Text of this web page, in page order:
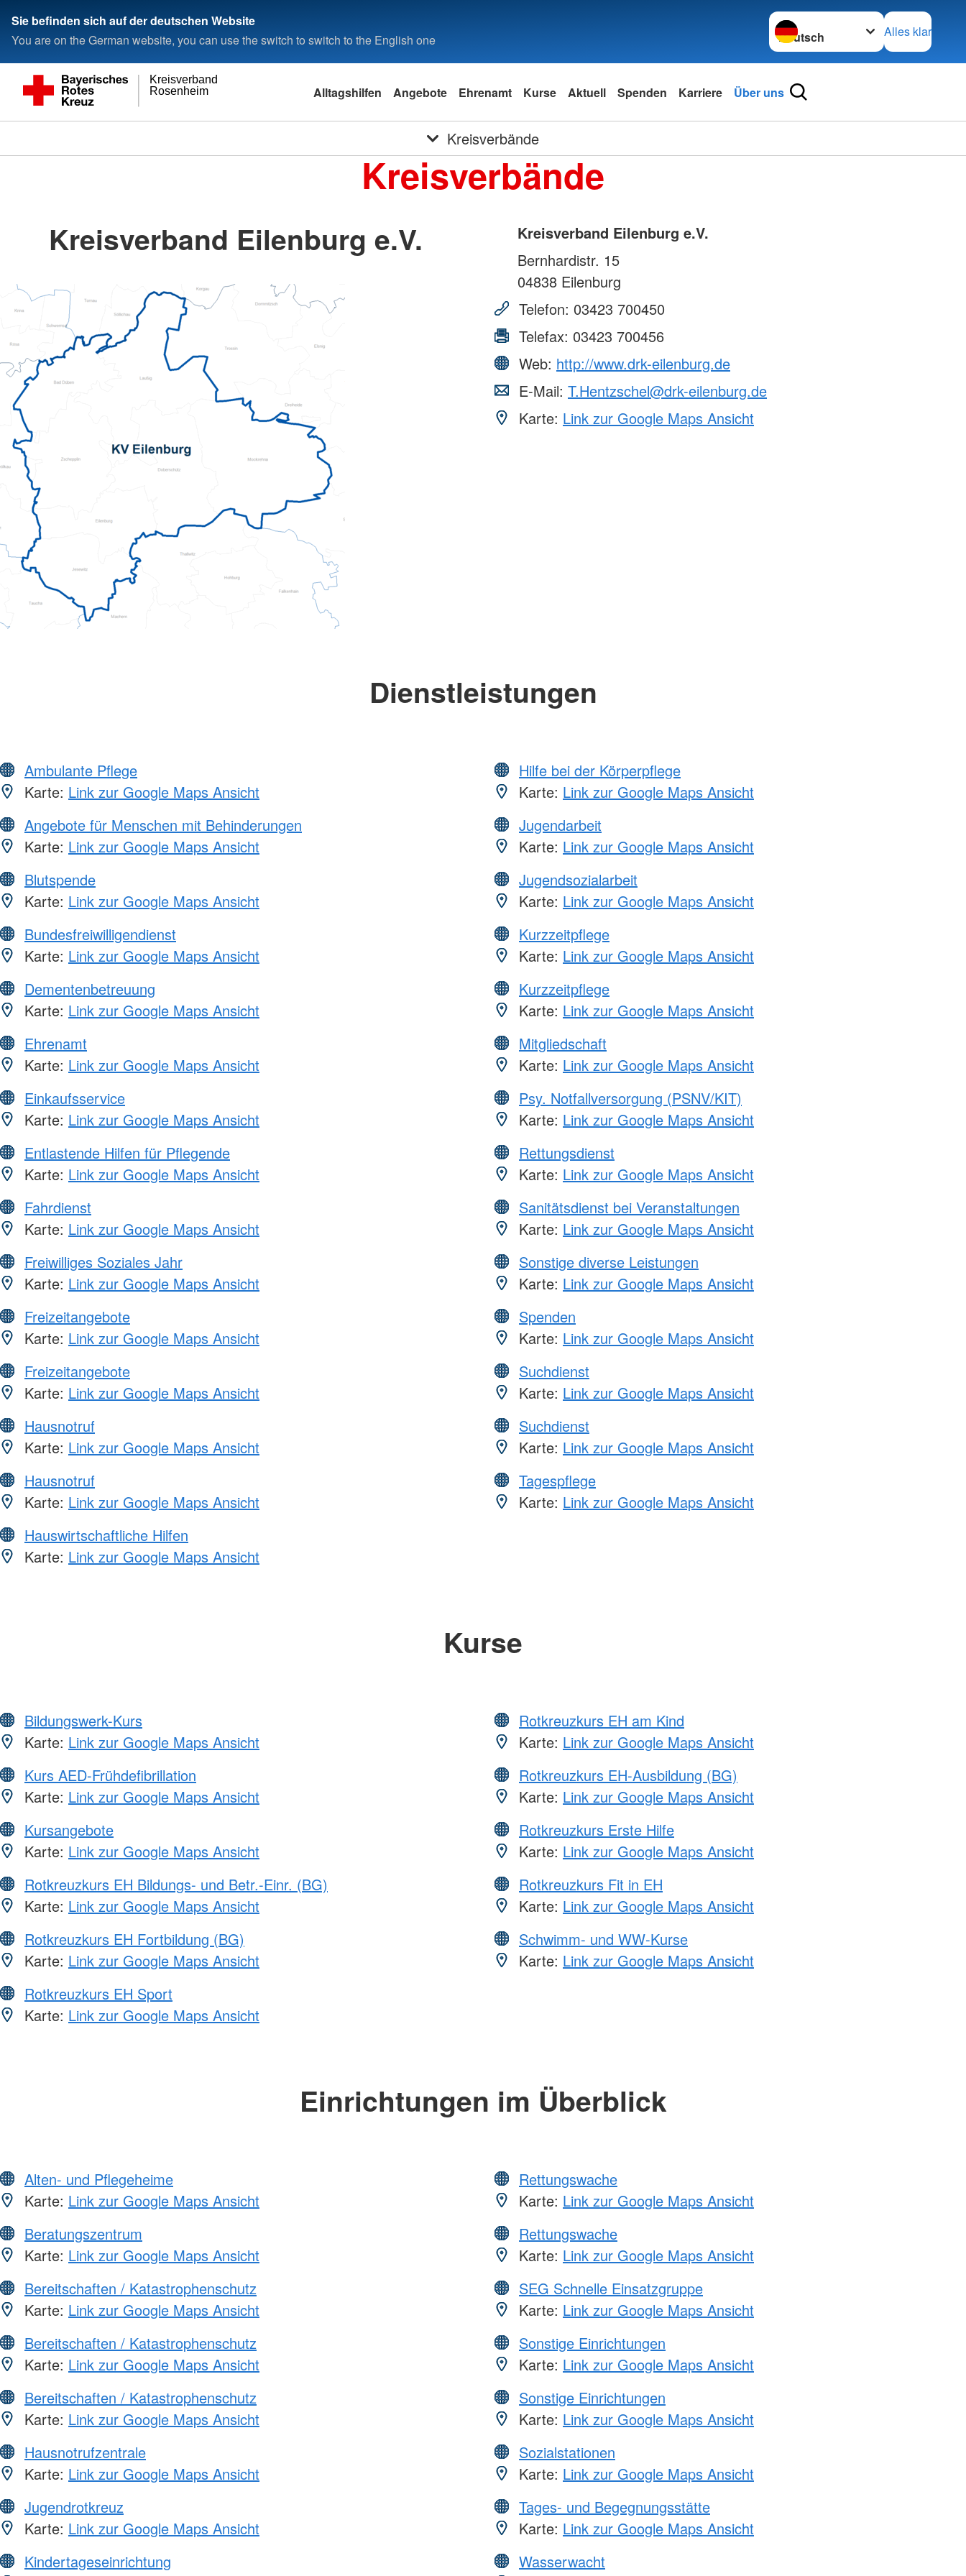
Sie befinden sich auf der deutschen Website
You are on the German website, you can use the switch to switch to the English one
Sprache wechseln zu
Alles klar
Rosenheim
Kreisverband
Alltagshilfen Angebote Ehrenamt Kurse Aktuell Spenden Karriere Über uns
Kreisverbände
Kreisverbände
Kreisverband Eilenburg e.V.
Kreisverband Eilenburg e.V.
Bernhardistr. 15
04838 Eilenburg
Telefon: 03423 700450
Telefax: 03423 700456
Web: http://www.drk-eilenburg.de
E-Mail: T.Hentzschel@drk-eilenburg.de
Karte: Link zur Google Maps Ansicht
Dienstleistungen
Ambulante Pflege
Karte: Link zur Google Maps Ansicht
Angebote für Menschen mit Behinderungen
Karte: Link zur Google Maps Ansicht
Blutspende
Karte: Link zur Google Maps Ansicht
Bundesfreiwilligendienst
Karte: Link zur Google Maps Ansicht
Dementenbetreuung
Karte: Link zur Google Maps Ansicht
Ehrenamt
Karte: Link zur Google Maps Ansicht
Einkaufsservice
Karte: Link zur Google Maps Ansicht
Entlastende Hilfen für Pflegende
Karte: Link zur Google Maps Ansicht
Fahrdienst
Karte: Link zur Google Maps Ansicht
Freiwilliges Soziales Jahr
Karte: Link zur Google Maps Ansicht
Freizeitangebote
Karte: Link zur Google Maps Ansicht
Freizeitangebote
Karte: Link zur Google Maps Ansicht
Hausnotruf
Karte: Link zur Google Maps Ansicht
Hausnotruf
Karte: Link zur Google Maps Ansicht
Hauswirtschaftliche Hilfen
Karte: Link zur Google Maps Ansicht
Hilfe bei der Körperpflege
Karte: Link zur Google Maps Ansicht
Jugendarbeit
Karte: Link zur Google Maps Ansicht
Jugendsozialarbeit
Karte: Link zur Google Maps Ansicht
Kurzzeitpflege
Karte: Link zur Google Maps Ansicht
Kurzzeitpflege
Karte: Link zur Google Maps Ansicht
Mitgliedschaft
Karte: Link zur Google Maps Ansicht
Psy. Notfallversorgung (PSNV/KIT)
Karte: Link zur Google Maps Ansicht
Rettungsdienst
Karte: Link zur Google Maps Ansicht
Sanitätsdienst bei Veranstaltungen
Karte: Link zur Google Maps Ansicht
Sonstige diverse Leistungen
Karte: Link zur Google Maps Ansicht
Spenden
Karte: Link zur Google Maps Ansicht
Suchdienst
Karte: Link zur Google Maps Ansicht
Suchdienst
Karte: Link zur Google Maps Ansicht
Tagespflege
Karte: Link zur Google Maps Ansicht
Kurse
Bildungswerk-Kurs
Karte: Link zur Google Maps Ansicht
Kurs AED-Frühdefibrillation
Karte: Link zur Google Maps Ansicht
Kursangebote
Karte: Link zur Google Maps Ansicht
Rotkreuzkurs EH Bildungs- und Betr.-Einr. (BG)
Karte: Link zur Google Maps Ansicht
Rotkreuzkurs EH Fortbildung (BG)
Karte: Link zur Google Maps Ansicht
Rotkreuzkurs EH Sport
Karte: Link zur Google Maps Ansicht
Rotkreuzkurs EH am Kind
Karte: Link zur Google Maps Ansicht
Rotkreuzkurs EH-Ausbildung (BG)
Karte: Link zur Google Maps Ansicht
Rotkreuzkurs Erste Hilfe
Karte: Link zur Google Maps Ansicht
Rotkreuzkurs Fit in EH
Karte: Link zur Google Maps Ansicht
Schwimm- und WW-Kurse
Karte: Link zur Google Maps Ansicht
Einrichtungen im Überblick
Alten- und Pflegeheime
Karte: Link zur Google Maps Ansicht
Beratungszentrum
Karte: Link zur Google Maps Ansicht
Bereitschaften / Katastrophenschutz
Karte: Link zur Google Maps Ansicht
Bereitschaften / Katastrophenschutz
Karte: Link zur Google Maps Ansicht
Bereitschaften / Katastrophenschutz
Karte: Link zur Google Maps Ansicht
Hausnotrufzentrale
Karte: Link zur Google Maps Ansicht
Jugendrotkreuz
Karte: Link zur Google Maps Ansicht
Kindertageseinrichtung
Rettungswache
Karte: Link zur Google Maps Ansicht
Rettungswache
Karte: Link zur Google Maps Ansicht
SEG Schnelle Einsatzgruppe
Karte: Link zur Google Maps Ansicht
Sonstige Einrichtungen
Karte: Link zur Google Maps Ansicht
Sonstige Einrichtungen
Karte: Link zur Google Maps Ansicht
Sozialstationen
Karte: Link zur Google Maps Ansicht
Tages- und Begegnungsstätte
Karte: Link zur Google Maps Ansicht
Wasserwacht